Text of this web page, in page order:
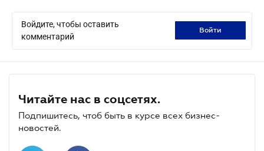
Войдите, чтобы оставить
комментарий
войти
Читайте нас в соцсетях.
Подпишитесь, чтоб быть в курсе всех бизнес-
новостей.